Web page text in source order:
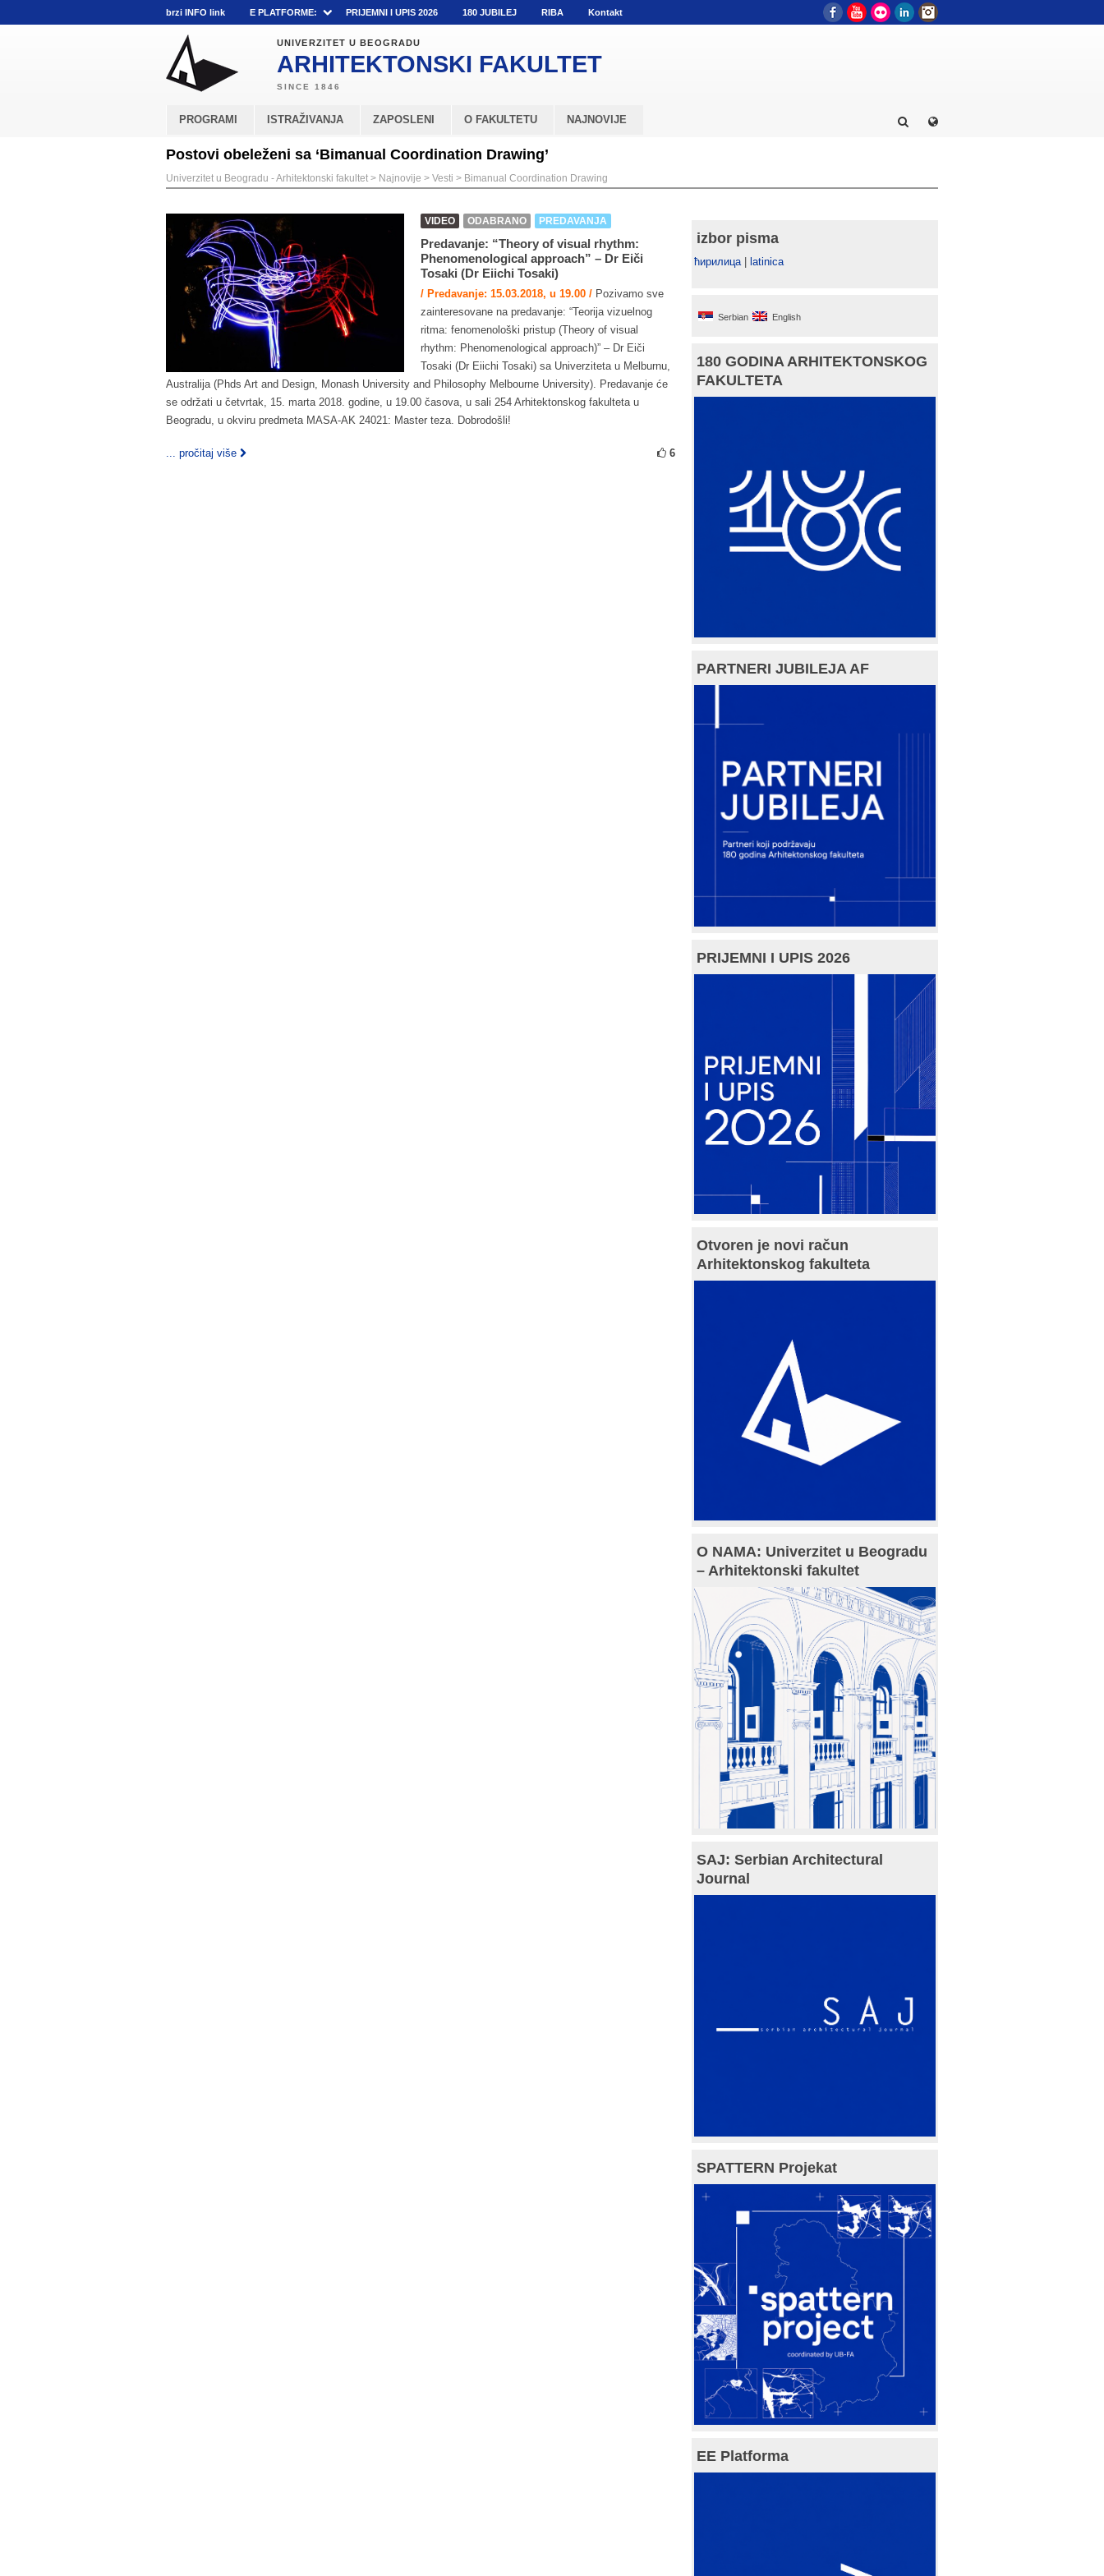
brzi INFO link E PLATFORME: PRIJEMNI I UPIS 2026 180 JUBILEJ RIBA Kontakt FacebookYouTube
Flickr LinkedIn
UNIVERZITET U BEOGRADU
ARHITEKTONSKI FAKULTET
PROGRAMI ISTRAŽIVANJA ZAPOSLENI O FAKULTETU NAJNOVIJE
Postovi obeleženi sa ‘Bimanual Coordination Drawing’
Univerzitet u Beogradu - Arhitektonski fakultet > Najnovije > Vesti > Bimanual Coordination Drawing
VIDEO ODABRANO PREDAVANJA
Predavanje: “Theory of visual rhythm:
Phenomenological approach” – Dr Eiči
Tosaki (Dr Eiichi Tosaki)
/ Predavanje: 15.03.2018, u 19.00 / Pozivamo sve
zainteresovane na predavanje: “Teorija vizuelnog
ritma: fenomenološki pristup (Theory of visual
rhythm: Phenomenological approach)” – Dr Eiči
Tosaki (Dr Eiichi Tosaki) sa Univerziteta u Melburnu,
Australija (Phds Art and Design, Monash University and Philosophy Melbourne University). Predavanje će
se održati u četvrtak, 15. marta 2018. godine, u 19.00 časova, u sali 254 Arhitektonskog fakulteta u
Beogradu, u okviru predmeta MASA-AK 24021: Master teza. Dobrodošli!
... pročitaj više 6
izbor pisma
ћирилица| latinica
Serbian English
180 GODINA ARHITEKTONSKOG
FAKULTETA
PARTNERI JUBILEJA AF
PRIJEMNI I UPIS 2026
Otvoren je novi račun
Arhitektonskog fakulteta
O NAMA: Univerzitet u Beogradu
– Arhitektonski fakultet
SAJ: Serbian Architectural
Journal
SPATTERN Projekat
EE Platforma